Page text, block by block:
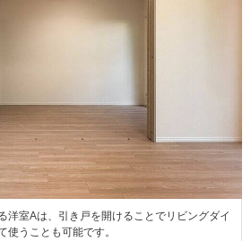
洋室Aは、引き戸を開けることでリビングダイ
使うことも可能です。